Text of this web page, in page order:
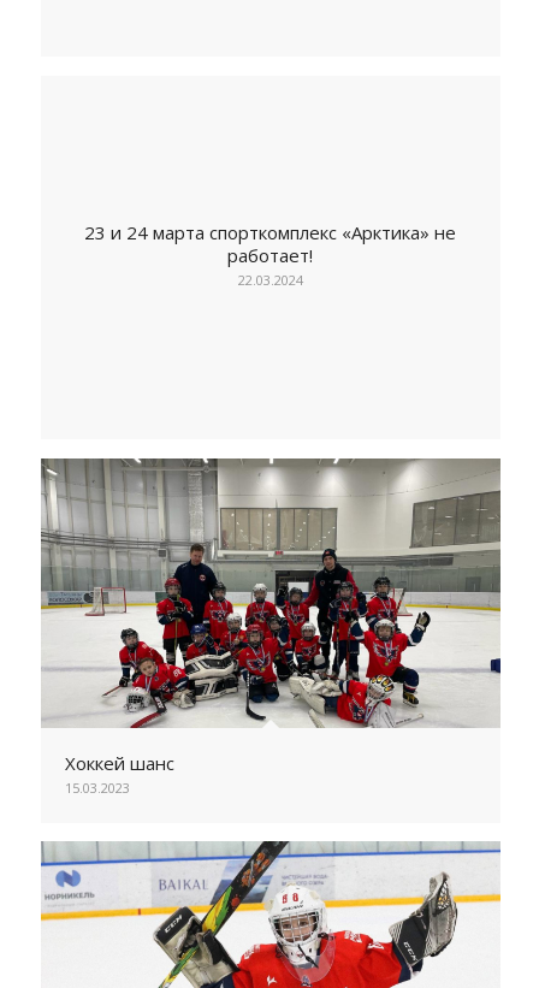
23 и 24 марта спорткомплекс «Арктика» не
работает!
22.03.2024
Хоккей шанс
15.03.2023